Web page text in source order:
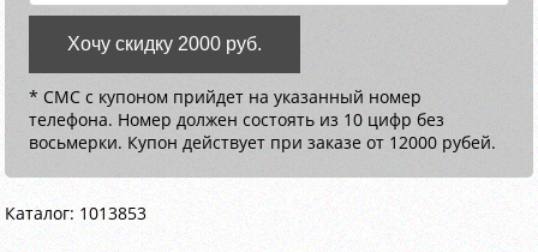
Хочу скидку 2000 руб.
* СМС с купоном прийдет на указанный номер
телефона. Номер должен состоять из 10 цифр без
восьмерки. Купон действует при заказе от 12000 рубей.
Каталог: 1013853